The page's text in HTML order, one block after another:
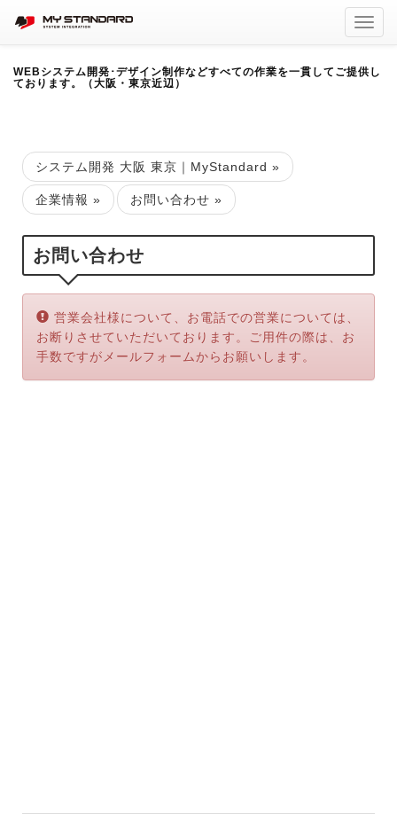
WEBシステム開発･デザイン制作などすべての作業を一貫してご提供し
ております。（大阪・東京近辺）
システム開発 大阪 東京｜MyStandard »
企業情報 » お問い合わせ »
お問い合わせ
Error:
営業会社様について、お電話での営業については、
お断りさせていただいております。ご用件の際は、お
手数ですがメールフォームからお願いします。